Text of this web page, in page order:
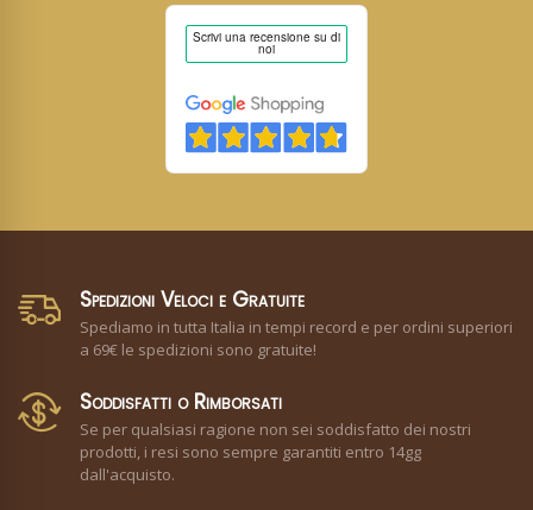
Spedizioni Veloci e Gratuite
Spediamo in tutta Italia in tempi record e per ordini superiori
a 69€ le spedizioni sono gratuite!
Soddisfatti o Rimborsati
Se per qualsiasi ragione non sei soddisfatto dei nostri
prodotti, i resi sono sempre garantiti entro 14gg
dall'acquisto.